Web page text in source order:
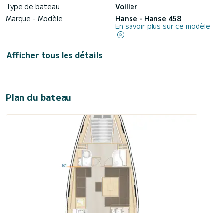
Type de bateau
Voilier
Marque - Modèle
Hanse - Hanse 458
En savoir plus sur ce modèle
Afficher tous les détails
Plan du bateau